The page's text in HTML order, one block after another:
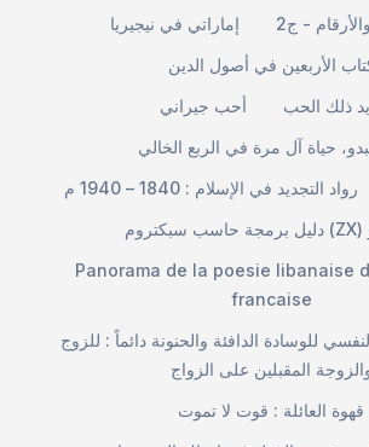
إماراتي في نيجيريا
- ج2
الأربعين في أصول الدين
أحب جيراني
ذلك الحب
حياة آل مرة في الربع الخالي
رواد التجديد في الإسلام : 1840 – 1940 م
Panorama de la poesie libanaise
francaise
للوسادة الدافئة والحنونة دائماً : للزوج
المقبلين على الزواج
قهوة العائلة : قوت لا تموت